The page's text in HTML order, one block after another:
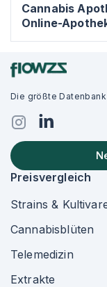
Cannabis
Online-
Die größte
Preisvergleich
Strains &
Cannabisblüten
Telemedizin
Extrakte